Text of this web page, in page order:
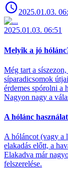
2025.01.03.
2025.01.03. 06:51
Melyik a jó
Még tart a
síparadicsomok
érdemes spórolni a
Nagyon nagy a
A hólánc
A hóláncot (vagy a
elakadás előtt, a
Elakadva már
felszerelése.